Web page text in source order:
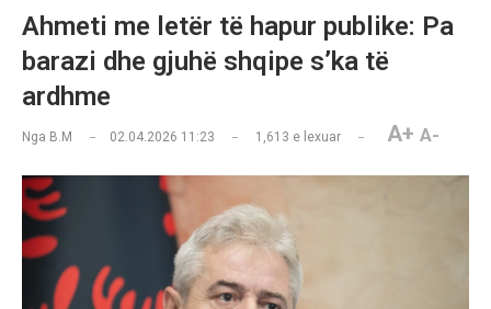
Ahmeti me letër të hapur publike: Pa
barazi dhe gjuhë shqipe s’ka të
ardhme
Nga B.M 02.04.2026 11:23 1,613 e lexuar A+ A-